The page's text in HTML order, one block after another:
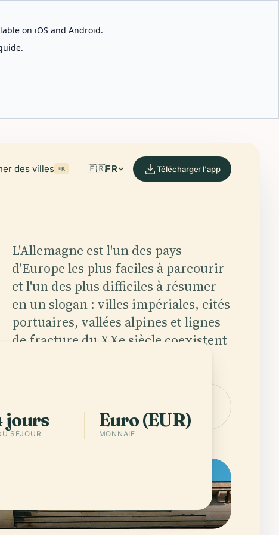
on iOS and Android.
des villes ⌘K 🇫🇷FR Télécharger l'app
L'Allemagne est l'un des pays
d'Europe les plus faciles à parcourir
et l'un des plus difficiles à résumer
en un slogan : villes impériales, cités
portuaires, vallées alpines et lignes
de fracture du XXe siècle coexistent
Germany
jours
SÉJOUR
Euro (EUR)
MONNAIE